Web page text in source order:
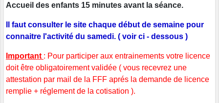
Accueil des enfants 15 minutes avant la séance.
Il faut consulter le site chaque début de semaine pour
connaitre l'activité du samedi. ( voir ci - dessous )
Important : Pour participer aux entrainements votre licence
doit être obligatoirement validée ( vous recevrez une
attestation par mail de la FFF aprés la demande de licence
remplie + réglement de la cotisation ).